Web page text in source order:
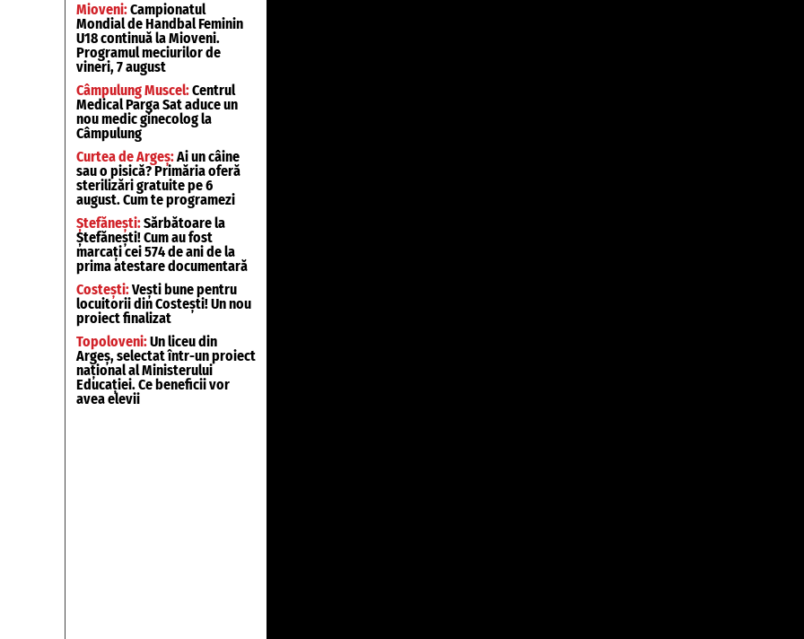
Mioveni:Campionatul
Mondial de Handbal Feminin
U18 continuă la Mioveni.
Programul meciurilor de
vineri, 7 august
Câmpulung Muscel:Centrul
Medical Parga Sat aduce un
nou medic ginecolog la
Câmpulung
Curtea de Argeș:Ai un câine
sau o pisică? Primăria oferă
sterilizări gratuite pe 6
august. Cum te programezi
Ștefănești:Sărbătoare la
Ștefănești! Cum au fost
marcați cei 574 de ani de la
prima atestare documentară
Costești:Vești bune pentru
locuitorii din Costești! Un nou
proiect finalizat
Topoloveni:Un liceu din
Argeș, selectat într-un proiect
național al Ministerului
Educației. Ce beneficii vor
avea elevii